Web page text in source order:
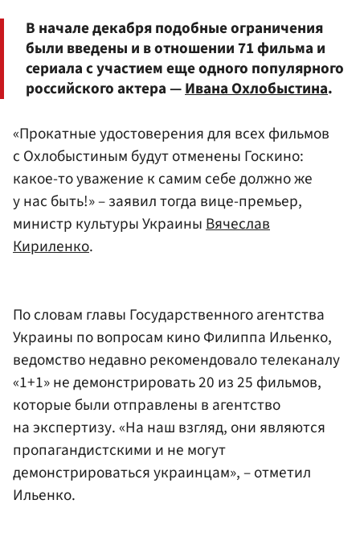
В начале декабря подобные ограничения
были введены и в отношении 71 фильма и
сериала с участием еще одного популярного
российского актера —Ивана Охлобыстина.
«Прокатные удостоверения для всех фильмов
с Охлобыстиным будут отменены Госкино:
какое-то уважение к самим себе должно же
у нас быть!» – заявил тогда вице-премьер,
министр культуры УкраиныВячеслав
Кириленко.
По словам главы Государственного агентства
Украины по вопросам кино Филиппа Ильенко,
ведомство недавно рекомендовало телеканалу
«1+1» не демонстрировать 20 из 25 фильмов,
которые были отправлены в агентство
на экспертизу. «На наш взгляд, они являются
пропагандистскими и не могут
демонстрироваться украинцам», – отметил
Ильенко.